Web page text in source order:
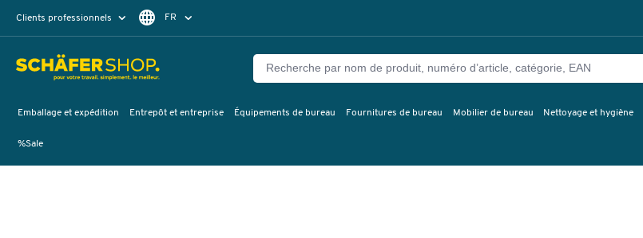
Clients professionnels FR
Emballage et expédition Entrepôt et entreprise Équipements de bureau Fournitures de bureau Mobilier de bureau Nettoyage et hygiène
%Sale